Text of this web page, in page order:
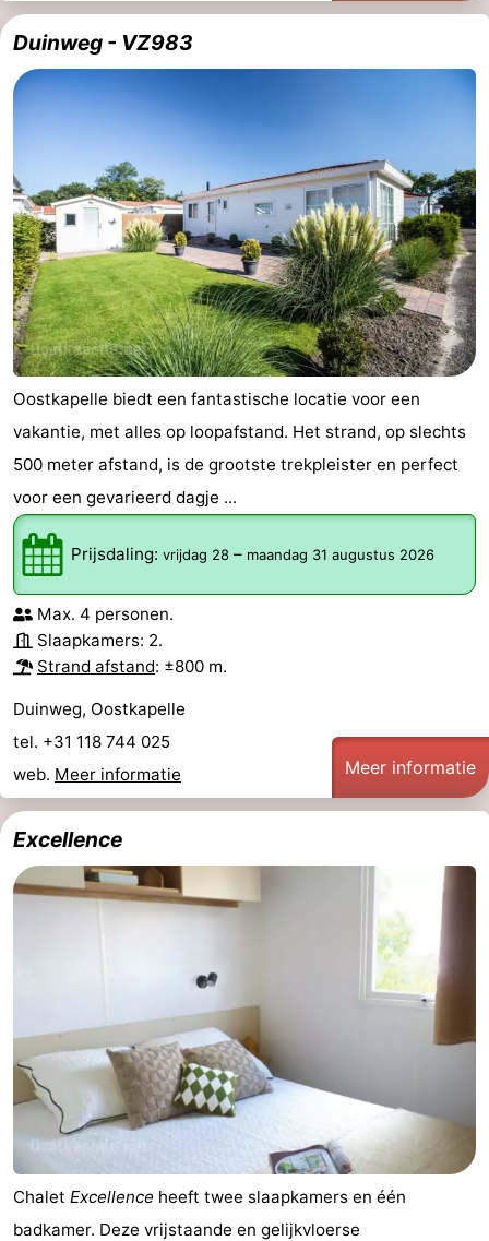
Duinweg - VZ983
Oostkapelle biedt een fantastische locatie voor een
vakantie, met alles op loopafstand. Het strand, op slechts
500 meter afstand, is de grootste trekpleister en perfect
voor een gevarieerd dagje ...
Prijsdaling: vrijdag 28 – maandag 31 augustus 2026
Max. 4 personen.
Slaapkamers: 2.
Strand afstand: ±800 m.
Duinweg, Oostkapelle
tel. +31 118 744 025
web. Meer informatie Meer informatie
Excellence
Chalet Excellence heeft twee slaapkamers en één
badkamer. Deze vrijstaande en gelijkvloerse